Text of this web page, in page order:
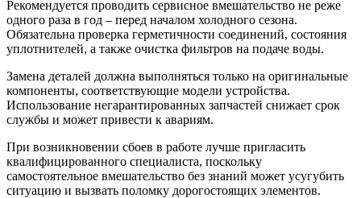
Рекомендуется проводить сервисное вмешательство не реже
одного раза в год – перед началом холодного сезона.
Обязательна проверка герметичности соединений, состояния
уплотнителей, а также очистка фильтров на подаче воды.
Замена деталей должна выполняться только на оригинальные
компоненты, соответствующие модели устройства.
Использование негарантированных запчастей снижает срок
службы и может привести к авариям.
При возникновении сбоев в работе лучше пригласить
квалифицированного специалиста, поскольку
самостоятельное вмешательство без знаний может усугубить
ситуацию и вызвать поломку дорогостоящих элементов.